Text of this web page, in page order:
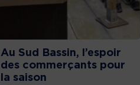
Au Sud Bassin, l’espoir
des commerçants pour
la saison